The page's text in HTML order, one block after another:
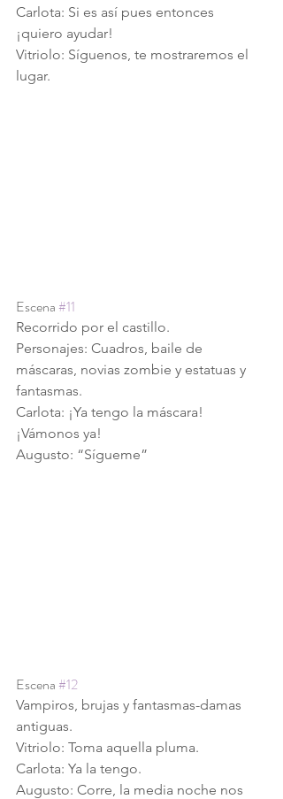
Carlota: Si es así pues entonces
¡quiero ayudar!
Vitriolo: Síguenos, te mostraremos el
lugar.
Escena #11
Recorrido por el castillo.
Personajes: Cuadros, baile de
máscaras, novias zombie y estatuas y
fantasmas.
Carlota: ¡Ya tengo la máscara!
¡Vámonos ya!
Augusto: “Sígueme”
Escena #12
Vampiros, brujas y fantasmas-damas
antiguas.
Vitriolo: Toma aquella pluma.
Carlota: Ya la tengo.
Augusto: Corre, la media noche nos